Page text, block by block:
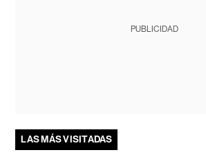
PUBLICIDAD
LAS MÁS VISITADAS